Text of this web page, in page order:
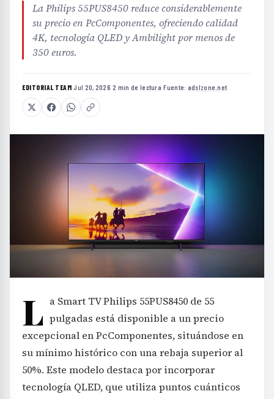
La Philips 55PUS8450 reduce considerablemente
su precio en PcComponentes, ofreciendo calidad
4K, tecnología QLED y Ambilight por menos de
350 euros.
EDITORIAL TEAM·Jul 20, 2026·2 min de lectura·Fuente: adslzone.net
L a Smart TV Philips 55PUS8450 de 55
pulgadas está disponible a un precio
excepcional en PcComponentes, situándose en
su mínimo histórico con una rebaja superior al
50%. Este modelo destaca por incorporar
tecnología QLED, que utiliza puntos cuánticos